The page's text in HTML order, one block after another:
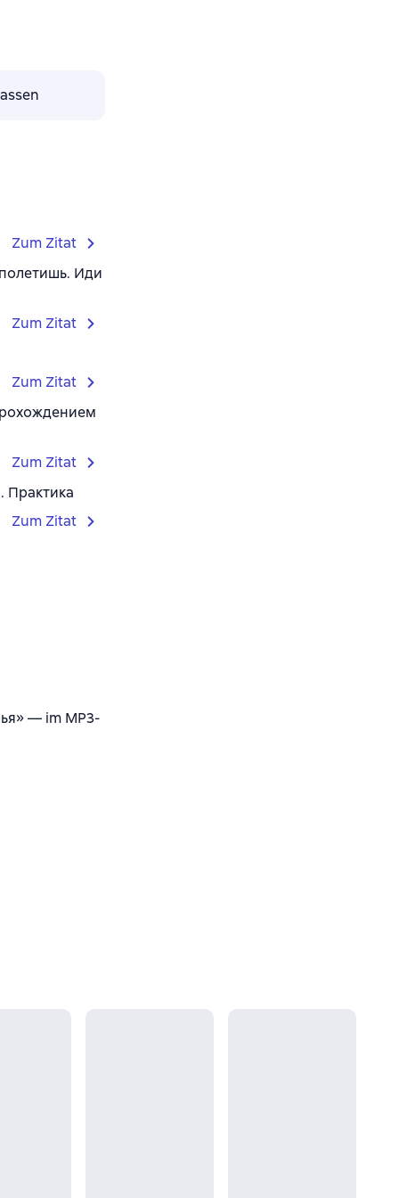
Zum Zitat
Иди
Zum Zitat
Zum Zitat
Zum Zitat
Практика
Zum Zitat
— im MP3-